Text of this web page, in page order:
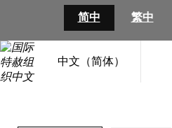
简中
繁中
中文（简体）